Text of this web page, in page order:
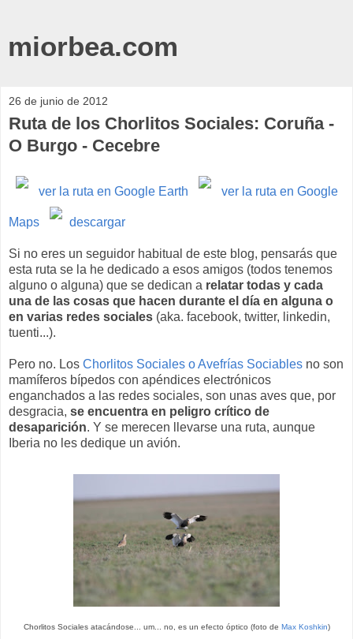
miorbea.com
26 de junio de 2012
Ruta de los Chorlitos Sociales: Coruña -
O Burgo - Cecebre
ver la ruta en Google Earth ver la ruta en Google
Maps descargar
Si no eres un seguidor habitual de este blog, pensarás que
esta ruta se la he dedicado a esos amigos (todos tenemos
alguno o alguna) que se dedican a relatar todas y cada
una de las cosas que hacen durante el día en alguna o
en varias redes sociales (aka. facebook, twitter, linkedin,
tuenti...).
Pero no. Los Chorlitos Sociales o Avefrías Sociables no son
mamíferos bípedos con apéndices electrónicos
enganchados a las redes sociales, son unas aves que, por
desgracia, se encuentra en peligro crítico de
desaparición. Y se merecen llevarse una ruta, aunque
Iberia no les dedique un avión.
Chorlitos Sociales atacándose... um... no, es un efecto óptico (foto de Max Koshkin)